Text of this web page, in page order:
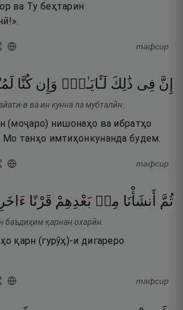
ва Ту беҳтарин
тафсир
إِنَّ فِى ذَٰلِكَ لَـَٔايَـٰتٍۢ وَإِن كُنَّا
в ва ин кунна ла мубталӣн.
(моҷаро) нишонаҳо ва ибратҳо
Мо танҳо имтиҳонкунанда будем.
тафсир
ثُمَّ أَنشَأْنَا مِنۢ بَعْدِهِمْ قَرْنًا
қарнан охарӣн.
қарн (гурӯҳ)-и дигареро
тафсир